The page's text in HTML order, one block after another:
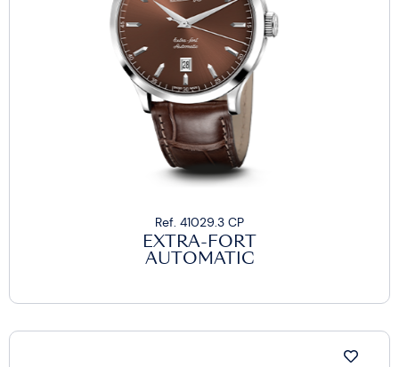
Ref. 41029.3 CP
EXTRA-FORT
AUTOMATIC